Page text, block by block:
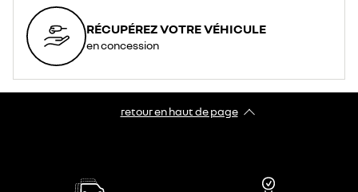
RÉCUPÉREZ VOTRE VÉHICULE
en concession
retour en haut de page​